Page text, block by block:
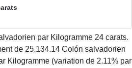
par Kilogramme 24 carats.
de 25,134.14 Colón salvadorien
Kilogramme (variation de 2.11% par